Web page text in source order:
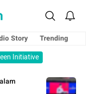
Story
Trending
Initiative